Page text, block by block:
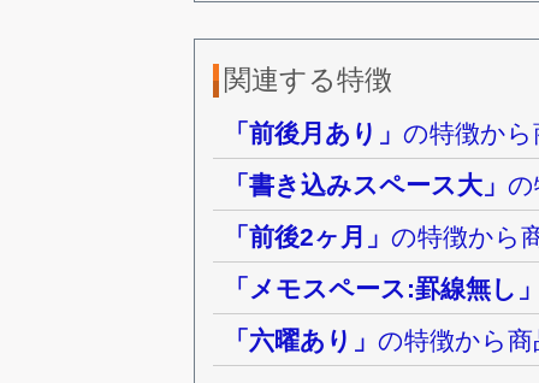
関連する特徴
「前後月あり」の特徴か
「書き込みスペース大」
「前後2ヶ月」の特徴から
「メモスペース:罫線無し
「六曜あり」の特徴から